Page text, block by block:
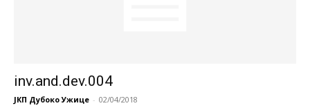
inv.and.dev.004
ЈКП Дубоко Ужице - 02/04/2018